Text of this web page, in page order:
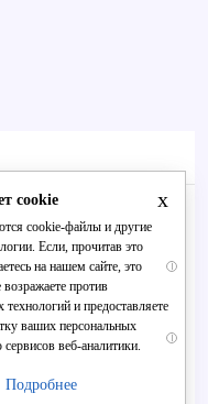
в 2026 году:
i
смеяться вы
i
Что люди
x
cookie
cookie-файлы и другие
Если, прочитав это
на нашем сайте, это
возражаете против
технологий и предоставляете
ваших персональных
веб-аналитики.
Подробнее